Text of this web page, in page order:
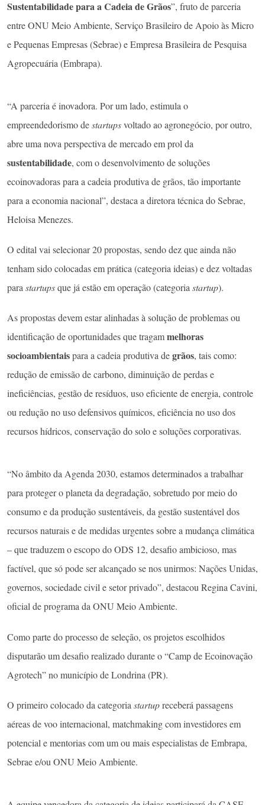
Sustentabilidade para a Cadeia de Grãos”, fruto de parceria
entre ONU Meio Ambiente, Serviço Brasileiro de Apoio às Micro
e Pequenas Empresas (Sebrae) e Empresa Brasileira de Pesquisa
Agropecuária (Embrapa).
“A parceria é inovadora. Por um lado, estimula o
empreendedorismo destartupsvoltado ao agronegócio, por outro,
abre uma nova perspectiva de mercado em prol da
sustentabilidade, com o desenvolvimento de soluções
ecoinovadoras para a cadeia produtiva de grãos, tão importante
para a economia nacional”, destaca a diretora técnica do Sebrae,
Heloisa Menezes.
O edital vai selecionar 20 propostas, sendo dez que ainda não
tenham sido colocadas em prática (categoria ideias) e dez voltadas
parastartupsque já estão em operação (categoriastartup).
As propostas devem estar alinhadas à solução de problemas ou
identificação de oportunidades que tragammelhoras
socioambientaispara a cadeia produtiva degrãos, tais como:
redução de emissão de carbono, diminuição de perdas e
ineficiências, gestão de resíduos, uso eficiente de energia, controle
ou redução no uso defensivos químicos, eficiência no uso dos
recursos hídricos, conservação do solo e soluções corporativas.
“No âmbito da Agenda 2030, estamos determinados a trabalhar
para proteger o planeta da degradação, sobretudo por meio do
consumo e da produção sustentáveis, da gestão sustentável dos
recursos naturais e de medidas urgentes sobre a mudança climática
– que traduzem o escopo do ODS 12, desafio ambicioso, mas
factível, que só pode ser alcançado se nos unirmos: Nações Unidas,
governos, sociedade civil e setor privado”, destacou Regina Cavini,
oficial de programa da ONU Meio Ambiente.
Como parte do processo de seleção, os projetos escolhidos
disputarão um desafio realizado durante o “Camp de Ecoinovação
Agrotech” no município de Londrina (PR).
O primeiro colocado da categoria startupreceberá passagens
aéreas de voo internacional, matchmaking com investidores em
potencial e mentorias com um ou mais especialistas de Embrapa,
Sebrae e/ou ONU Meio Ambiente.